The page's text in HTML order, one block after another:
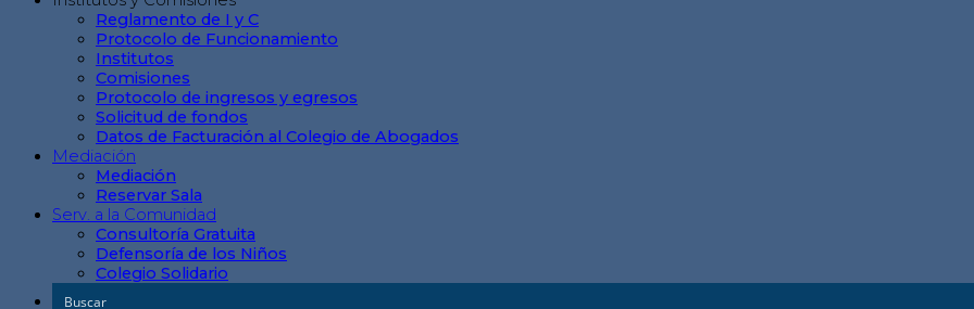
Reglamento de I y C
Protocolo de Funcionamiento
Institutos
Comisiones
Protocolo de ingresos y egresos
Solicitud de fondos
Datos de Facturación al Colegio de Abogados
Mediación
Mediación
Reservar Sala
Serv. a la Comunidad
Consultoría Gratuita
Defensoría de los Niños
Colegio Solidario